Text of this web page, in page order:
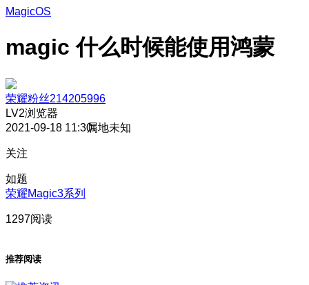
MagicOS
magic 什么时候能使用鸿蒙
荣耀粉丝214205996
LV2浏览器
2021-09-18 11:30属地未知
关注
如题
荣耀Magic3系列
1297阅读
推荐阅读